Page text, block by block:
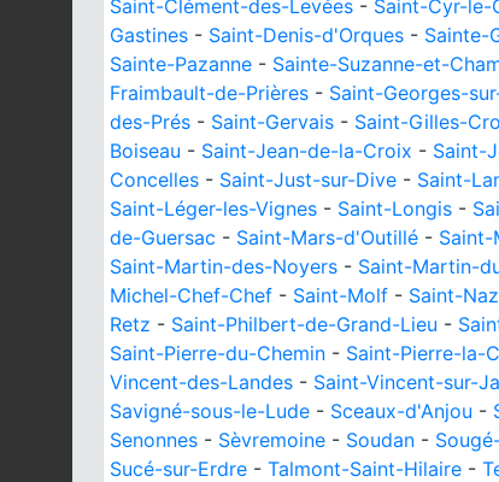
Saint-Clément-des-Levées - Saint-Cyr-le-
Gastines - Saint-Denis-d'Orques - Sainte-
Sainte-Pazanne - Sainte-Suzanne-et-
Fraimbault-de-Prières - Saint-Georges-
des-Prés - Saint-Gervais - Saint-Gilles-
Boiseau - Saint-Jean-de-la-Croix - Saint-
Concelles - Saint-Just-sur-Dive - Saint-
Saint-Léger-les-Vignes - Saint-Longis -
de-Guersac - Saint-Mars-d'Outillé - Saint-
Saint-Martin-des-Noyers - Saint-Martin-
Michel-Chef-Chef - Saint-Molf - Saint-
Retz - Saint-Philbert-de-Grand-Lieu -
Saint-Pierre-du-Chemin - Saint-Pierre-la-
Vincent-des-Landes - Saint-Vincent-sur-
Savigné-sous-le-Lude - Sceaux-d'Anjou -
Senonnes - Sèvremoine - Soudan -
Sucé-sur-Erdre - Talmont-Saint-Hilaire -